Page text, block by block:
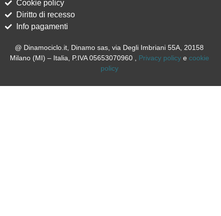
Cookie policy
Diritto di recesso
Info pagamenti
@ Dinamociclo.it, Dinamo sas, via Degli Imbriani 55A, 20158
Milano (MI) – Italia, P.IVA 05653070960 , Privacy policye cookie
policy